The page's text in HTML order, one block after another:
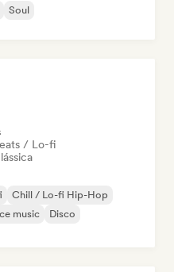
Soul
/ Lo-fi
Chill / Lo-fi Hip-Hop
music
Disco